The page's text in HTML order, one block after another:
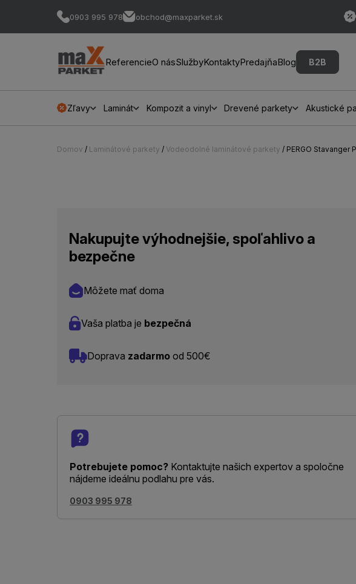
0903 995 978 obchod@maxparket.sk
ReferencieO násSlužbyKontaktyPredajňaBlog B2B
Zľavy Laminát Kompozit a vinyl Drevené parkety Akustické
Domov / Laminátové parkety / Vodeodolné laminátové parkety / PERGO
Nakupujte výhodnejšie, spoľahlivo a
bezpečne
Môžete mať doma
Vaša platba je bezpečná
Doprava zadarmo od 500€
Potrebujete pomoc? Kontaktujte našich expertov a spoločne
nájdeme ideálnu podlahu pre vás.
0903 995 978